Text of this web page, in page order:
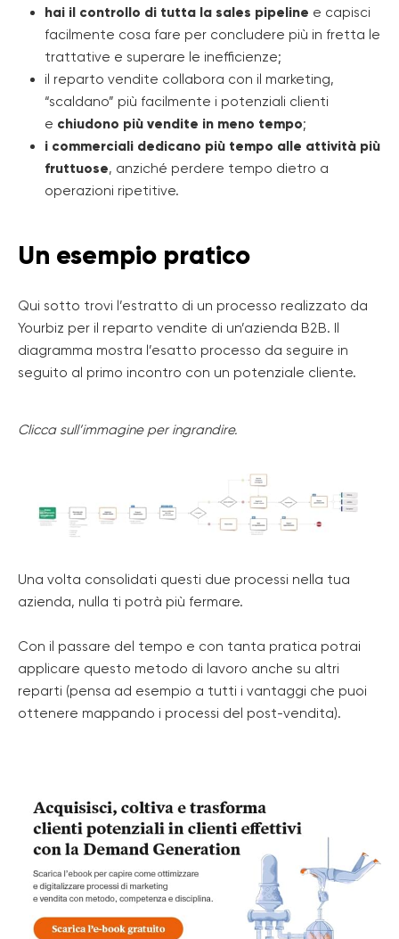
hai il controllo di tutta la sales pipeline e capisci
facilmente cosa fare per concludere più in fretta le
trattative e superare le inefficienze;
il reparto vendite collabora con il marketing,
“scaldano” più facilmente i potenziali clienti
e chiudono più vendite in meno tempo;
i commerciali dedicano più tempo alle attività più
fruttuose, anziché perdere tempo dietro a
operazioni ripetitive.
Un esempio pratico
Qui sotto trovi l’estratto di un processo realizzato da
Yourbiz per il reparto vendite di un’azienda B2B. Il
diagramma mostra l’esatto processo da seguire in
seguito al primo incontro con un potenziale cliente.
Clicca sull’immagine per ingrandire.
Una volta consolidati questi due processi nella tua
azienda, nulla ti potrà più fermare.
Con il passare del tempo e con tanta pratica potrai
applicare questo metodo di lavoro anche su altri
reparti (pensa ad esempio a tutti i vantaggi che puoi
ottenere mappando i processi del post-vendita).